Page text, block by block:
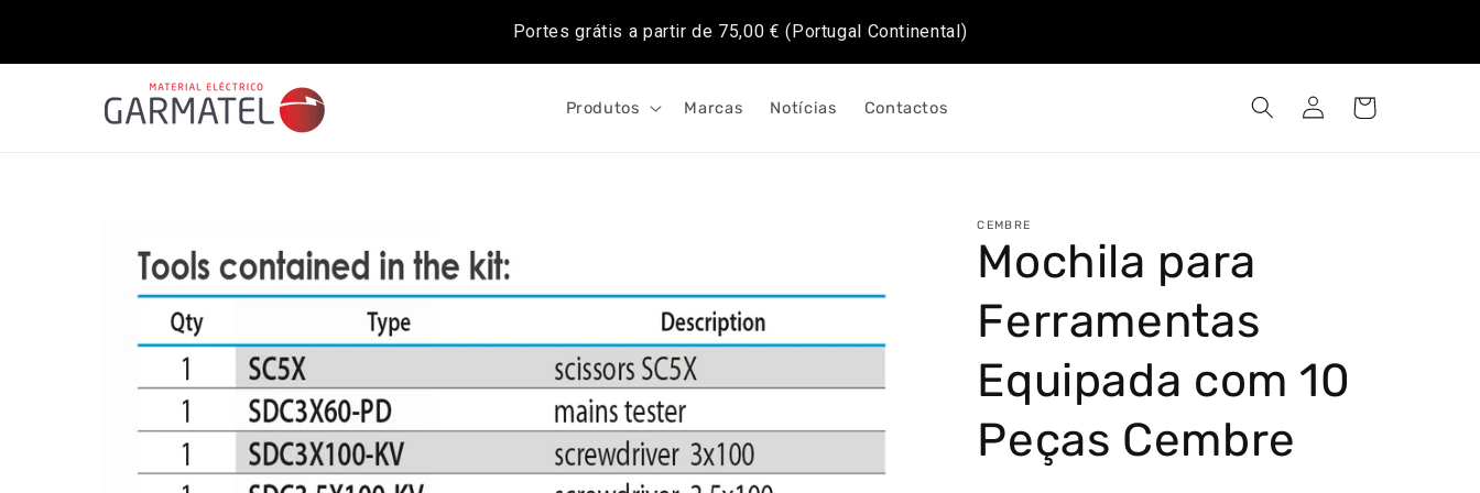
Portes grátis a partir de 75,00 € (Portugal Continental)
Produtos Marcas Notícias Contactos
Iniciar
sessão
Carrinho
informação
do produto
CEMBRE
Mochila para
Ferramentas
Equipada com 10
Peças Cembre